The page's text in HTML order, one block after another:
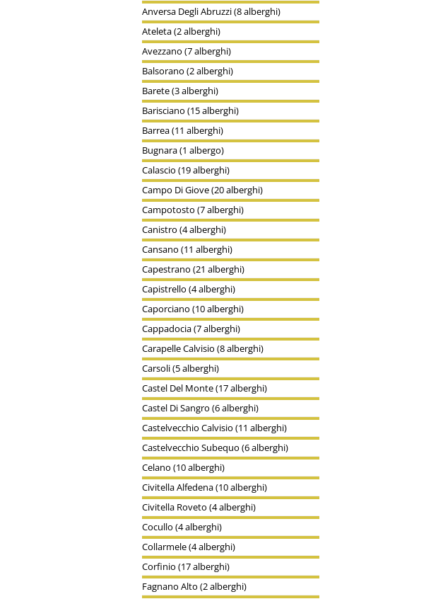
Anversa Degli Abruzzi (8 alberghi)
Ateleta (2 alberghi)
Avezzano (7 alberghi)
Balsorano (2 alberghi)
Barete (3 alberghi)
Barisciano (15 alberghi)
Barrea (11 alberghi)
Bugnara (1 albergo)
Calascio (19 alberghi)
Campo Di Giove (20 alberghi)
Campotosto (7 alberghi)
Canistro (4 alberghi)
Cansano (11 alberghi)
Capestrano (21 alberghi)
Capistrello (4 alberghi)
Caporciano (10 alberghi)
Cappadocia (7 alberghi)
Carapelle Calvisio (8 alberghi)
Carsoli (5 alberghi)
Castel Del Monte (17 alberghi)
Castel Di Sangro (6 alberghi)
Castelvecchio Calvisio (11 alberghi)
Castelvecchio Subequo (6 alberghi)
Celano (10 alberghi)
Civitella Alfedena (10 alberghi)
Civitella Roveto (4 alberghi)
Cocullo (4 alberghi)
Collarmele (4 alberghi)
Corfinio (17 alberghi)
Fagnano Alto (2 alberghi)